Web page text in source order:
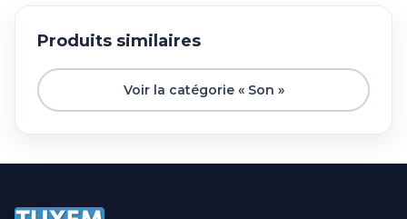
Produits similaires
Voir la catégorie « Son »